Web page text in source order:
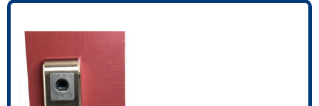
COMPRAR FECHADURA BIOMÉTRICASe
biométrica em uma empresa comprometida
com seus serviços, encontra o site da Tec
Control. A empresa trabalha com cofre
digital...